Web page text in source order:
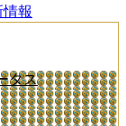
報
タス